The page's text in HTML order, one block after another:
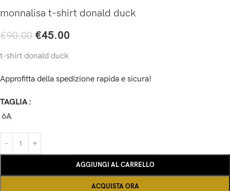
monnalisa t-shirt donald duck
€90.00 €45.00
t-shirt donald duck
Approfitta della spedizione rapida e sicura!
TAGLIA
6A
AGGIUNGI AL CARRELLO
ACQUISTA ORA